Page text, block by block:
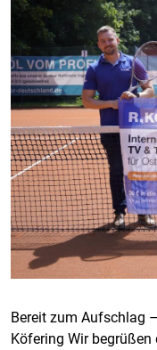
Bereit zum Aufschlag
Köfering Wir begrüßen